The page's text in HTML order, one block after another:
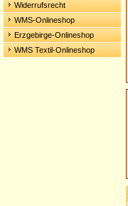
Widerrufsrecht
WMS-Onlineshop
Erzgebirge-Onlineshop
WMS Textil-Onlineshop